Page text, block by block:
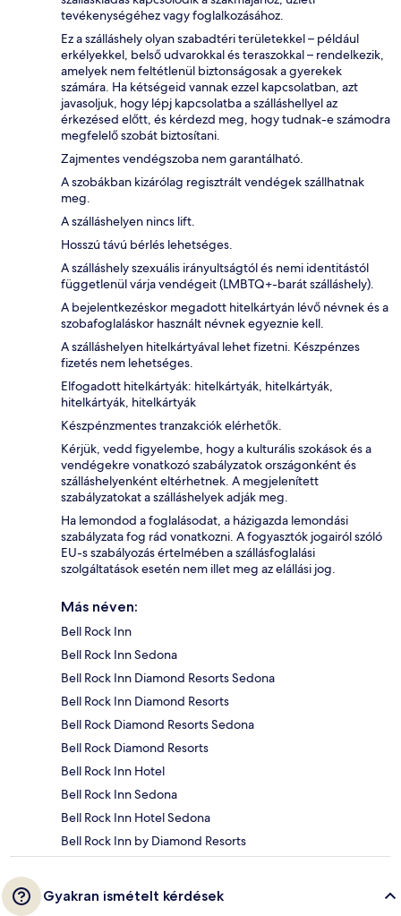
tevékenységéhez vagy foglalkozásához.
Ez a szálláshely olyan szabadtéri területekkel – például
erkélyekkel, belső udvarokkal és teraszokkal – rendelkezik,
amelyek nem feltétlenül biztonságosak a gyerekek
számára. Ha kétségeid vannak ezzel kapcsolatban, azt
javasoljuk, hogy lépj kapcsolatba a szálláshellyel az
érkezésed előtt, és kérdezd meg, hogy tudnak-e számodra
megfelelő szobát biztosítani.
Zajmentes vendégszoba nem garantálható.
A szobákban kizárólag regisztrált vendégek szállhatnak
meg.
A szálláshelyen nincs lift.
Hosszú távú bérlés lehetséges.
A szálláshely szexuális irányultságtól és nemi identitástól
függetlenül várja vendégeit (LMBTQ+-barát szálláshely).
A bejelentkezéskor megadott hitelkártyán lévő névnek és a
szobafoglaláskor használt névnek egyeznie kell.
A szálláshelyen hitelkártyával lehet fizetni. Készpénzes
fizetés nem lehetséges.
Elfogadott hitelkártyák: hitelkártyák, hitelkártyák,
hitelkártyák, hitelkártyák
Készpénzmentes tranzakciók elérhetők.
Kérjük, vedd figyelembe, hogy a kulturális szokások és a
vendégekre vonatkozó szabályzatok országonként és
szálláshelyenként eltérhetnek. A megjelenített
szabályzatokat a szálláshelyek adják meg.
Ha lemondod a foglalásodat, a házigazda lemondási
szabályzata fog rád vonatkozni. A fogyasztók jogairól szóló
EU-s szabályozás értelmében a szállásfoglalási
szolgáltatások esetén nem illet meg az elállási jog.
Más néven:
Bell Rock Inn
Bell Rock Inn Sedona
Bell Rock Inn Diamond Resorts Sedona
Bell Rock Inn Diamond Resorts
Bell Rock Diamond Resorts Sedona
Bell Rock Diamond Resorts
Bell Rock Inn Hotel
Bell Rock Inn Sedona
Bell Rock Inn Hotel Sedona
Bell Rock Inn by Diamond Resorts
Gyakran ismételt kérdések